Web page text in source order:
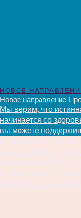
НОВОЕ НАПРАВЛЕНИЕ
Новое направление
Мы верим, что
начинается со
вы можете